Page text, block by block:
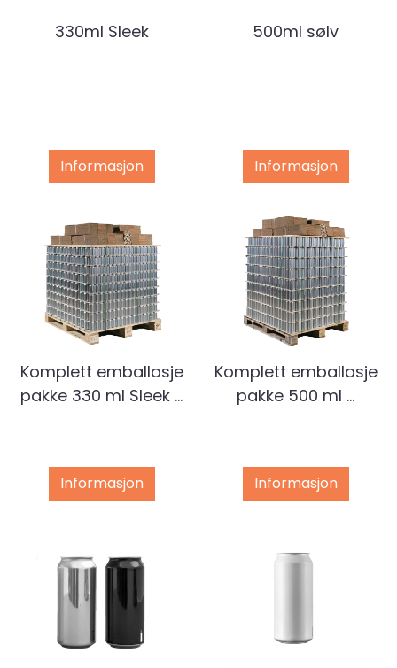
330ml Sleek
Informasjon
500ml sølv
Informasjon
Komplett emballasje
pakke 330 ml Sleek ...
Informasjon
Komplett emballasje
pakke 500 ml ...
Informasjon